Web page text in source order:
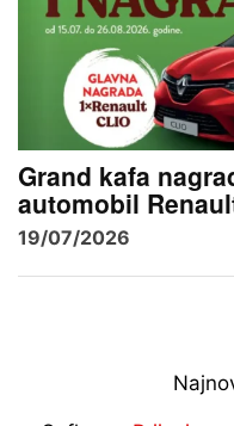
Grand kafa
automobil
19/07/2026